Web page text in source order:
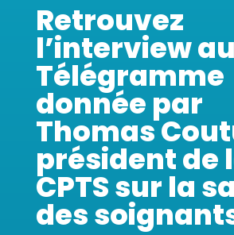
Retrouvez
l’interview au
Télégramme
donnée par
Thomas
président de
CPTS sur la
des